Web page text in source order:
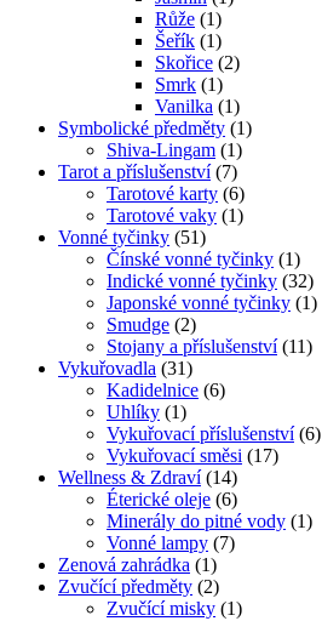
Růže (1)
Šeřík (1)
Skořice (2)
Smrk (1)
Vanilka (1)
Symbolické předměty (1)
Shiva-Lingam (1)
Tarot a příslušenství (7)
Tarotové karty (6)
Tarotové vaky (1)
Vonné tyčinky (51)
Čínské vonné tyčinky (1)
Indické vonné tyčinky (32)
Japonské vonné tyčinky (1)
Smudge (2)
Stojany a příslušenství (11)
Vykuřovadla (31)
Kadidelnice (6)
Uhlíky (1)
Vykuřovací příslušenství (6)
Vykuřovací směsi (17)
Wellness & Zdraví (14)
Éterické oleje (6)
Minerály do pitné vody (1)
Vonné lampy (7)
Zenová zahrádka (1)
Zvučící předměty (2)
Zvučící misky (1)